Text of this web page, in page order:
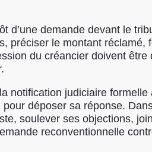
d’une demande devant le
préciser le montant
du créancier doivent
notification judiciaire
déposer sa réponse.
soulever ses objections,
reconventionnelle